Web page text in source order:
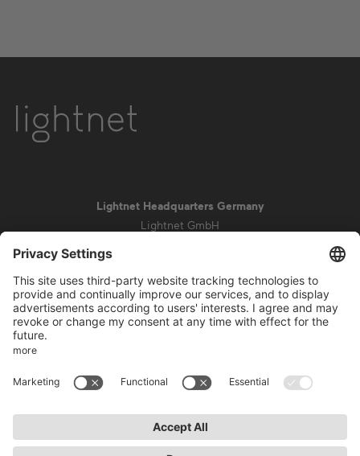
Lightnet Headquarters Germany
Lightnet GmbH
info@lightnet.de
Política de privacidad
Condiciones de la garantía
Accesibilidad